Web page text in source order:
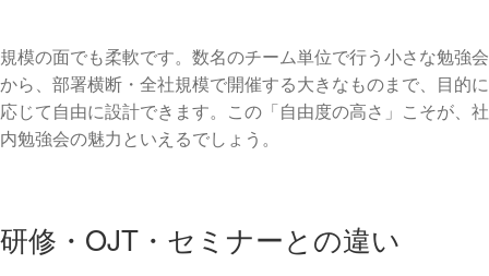
規模の面でも柔軟です。数名のチーム単位で行う小さな勉強会
から、部署横断・全社規模で開催する大きなものまで、目的に
応じて自由に設計できます。この「自由度の高さ」こそが、社
内勉強会の魅力といえるでしょう。
研修・OJT・セミナーとの違い